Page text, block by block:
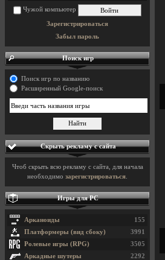
Чужой компьютер
Зарегистрироваться
Забыл пароль
Поиск игр
Поиск игр по названию
Расширенный Google-поиск
Скрыть рекламу с сайта
Чтоб скрыть всю рекламу с сайта, для начала
необходимо зарегистрироваться
Игры для PC
155
Арканоиды
3991
Платформеры (вид сбоку)
3505
Ролевые игры (RPG)
2292
Аркадные шутеры